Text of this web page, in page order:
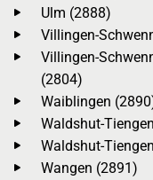
Ulm (2888)
Villingen-
Villingen-
(2804)
Waiblingen
Waldshut-
Waldshut-
Wangen (2891)